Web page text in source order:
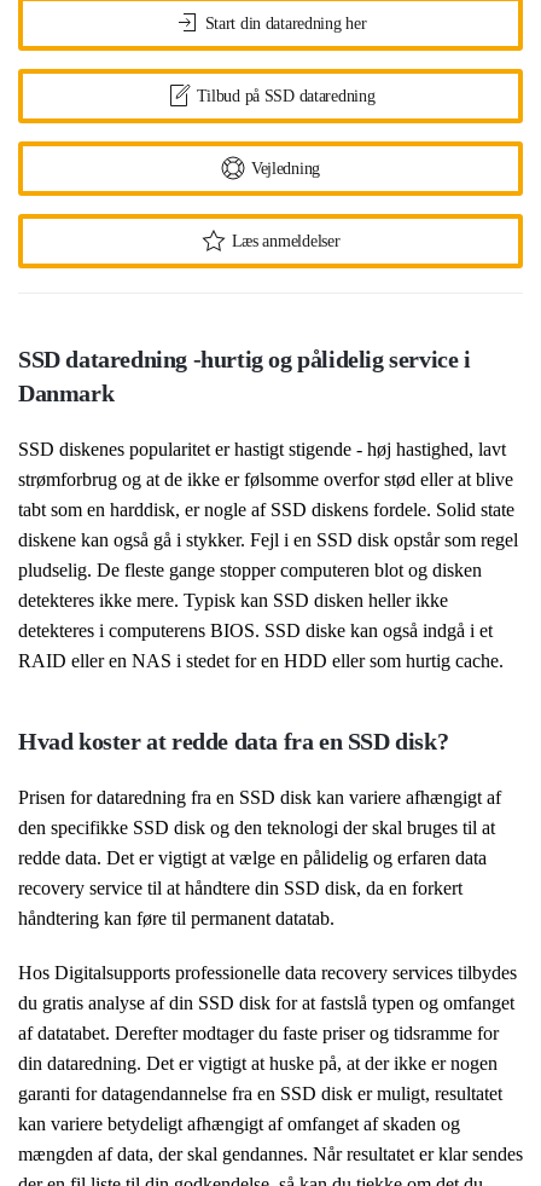
Start din dataredning her
Tilbud på SSD dataredning
Vejledning
Læs anmeldelser
SSD dataredning -hurtig og pålidelig service i
Danmark
SSD diskenes popularitet er hastigt stigende - høj hastighed, lavt
strømforbrug og at de ikke er følsomme overfor stød eller at blive
tabt som en harddisk, er nogle af SSD diskens fordele. Solid state
diskene kan også gå i stykker. Fejl i en SSD disk opstår som regel
pludselig. De fleste gange stopper computeren blot og disken
detekteres ikke mere. Typisk kan SSD disken heller ikke
detekteres i computerens BIOS. SSD diske kan også indgå i et
RAID eller en NAS i stedet for en HDD eller som hurtig cache.
Hvad koster at redde data fra en SSD disk?
Prisen for dataredning fra en SSD disk kan variere afhængigt af
den specifikke SSD disk og den teknologi der skal bruges til at
redde data. Det er vigtigt at vælge en pålidelig og erfaren data
recovery service til at håndtere din SSD disk, da en forkert
håndtering kan føre til permanent datatab.
Hos Digitalsupports professionelle data recovery services tilbydes
du gratis analyse af din SSD disk for at fastslå typen og omfanget
af datatabet. Derefter modtager du faste priser og tidsramme for
din dataredning. Det er vigtigt at huske på, at der ikke er nogen
garanti for datagendannelse fra en SSD disk er muligt, resultatet
kan variere betydeligt afhængigt af omfanget af skaden og
mængden af data, der skal gendannes. Når resultatet er klar sendes